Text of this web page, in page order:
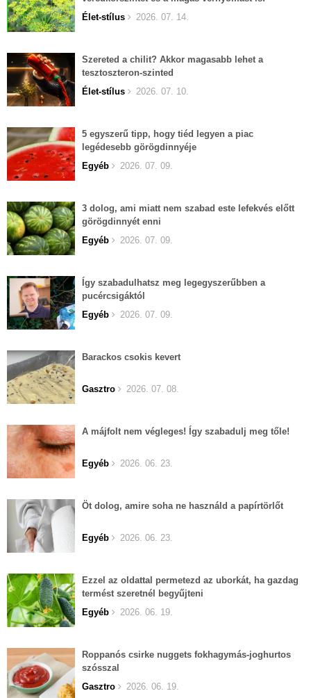
Élet-stílus
2026. 07. 14.
Szereted a chilit? Akkor magasabb lehet a
tesztoszteron-szinted
Élet-stílus
2026. 07. 10.
5 egyszerű tipp, hogy tiéd legyen a piac
legédesebb görögdinnyéje
Egyéb
2026. 07. 09.
3 dolog, ami miatt nem szabad este lefekvés előtt
görögdinnyét enni
Egyéb
2026. 07. 09.
Így szabadulhatsz meg legegyszerűbben a
pucércsigáktól
Egyéb
2026. 07. 09.
Barackos csokis kevert
Gasztro 2026. 07. 08.
A májfolt nem végleges! Így szabadulj meg tőle!
Egyéb 2026. 06. 23.
Öt dolog, amire soha ne használd a papírtörlőt
Egyéb 2026. 06. 23.
Ezzel az oldattal permetezd az uborkát, ha gazdag
termést szeretnél begyűjteni
Egyéb
2026. 06. 19.
Roppanós csirke nuggets fokhagymás-joghurtos
szósszal
Gasztro
2026. 06. 19.